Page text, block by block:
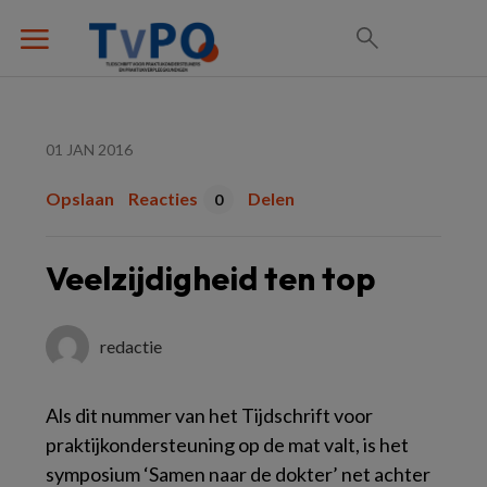
01 JAN 2016
Opslaan Reacties 0 Delen
Veelzijdigheid ten top
redactie
Als dit nummer van het Tijdschrift voor
praktijkondersteuning op de mat valt, is het
symposium ‘Samen naar de dokter’ net achter